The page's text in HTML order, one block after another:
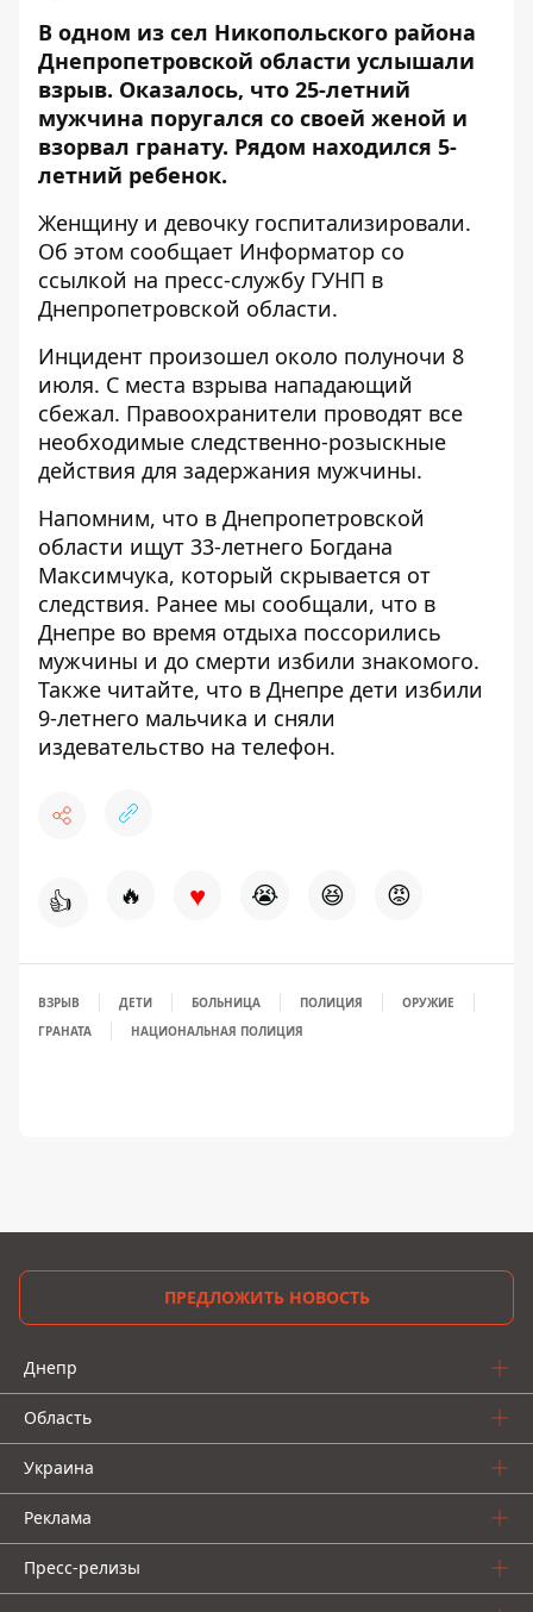
В одном из сел Никопольского района
Днепропетровской области услышали
взрыв. Оказалось, что 25-летний
мужчина поругался со своей женой и
взорвал гранату. Рядом находился 5-
летний ребенок.
Женщину и девочку госпитализировали.
Об этом сообщает Информатор со
ссылкой на пресс-службу ГУНП в
Днепропетровской области.
Инцидент произошел около полуночи 8
июля. С места взрыва нападающий
сбежал. Правоохранители проводят все
необходимые следственно-розыскные
действия для задержания мужчины.
Напомним, что в Днепропетровской
области ищут 33-летнего Богдана
Максимчука, который скрывается от
следствия. Ранее мы сообщали, что в
Днепре во время отдыха поссорились
мужчины и до смерти избили знакомого.
Также читайте, что в Днепре дети избили
9-летнего мальчика и сняли
издевательство на телефон.
👍 🔥 ♥ 😭 😆 😡
ВЗРЫВ ДЕТИ БОЛЬНИЦА ПОЛИЦИЯ
ОРУЖИЕ
ГРАНАТА
НАЦИОНАЛЬНАЯ ПОЛИЦИЯ
ПРЕДЛОЖИТЬ НОВОСТЬ
Днепр
Область
Украина
Реклама
Пресс-релизы